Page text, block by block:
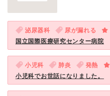
泌尿器科 尿が漏れる
国立国際医療研究センター病院
小児科 肺炎 発熱
小児科でお世話になりました。